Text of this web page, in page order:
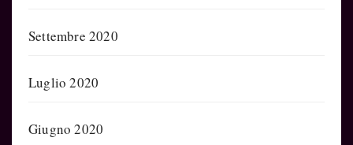
Settembre 2020
Luglio 2020
Giugno 2020